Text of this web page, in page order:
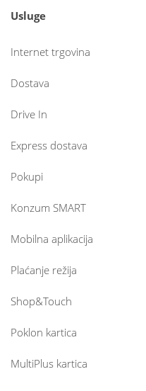
Usluge
Internet trgovina
Dostava
Drive In
Express dostava
Pokupi
Konzum SMART
Mobilna aplikacija
Plaćanje režija
Shop&Touch
Poklon kartica
MultiPlus kartica